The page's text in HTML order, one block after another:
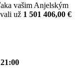
vašim Anjelským
už 1 501 406,00 €